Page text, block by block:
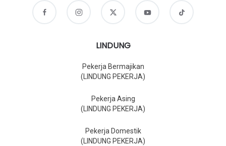
LINDUNG
Pekerja Bermajikan
(LINDUNG PEKERJA)
Pekerja Asing
(LINDUNG PEKERJA)
Pekerja Domestik
(LINDUNG PEKERJA)